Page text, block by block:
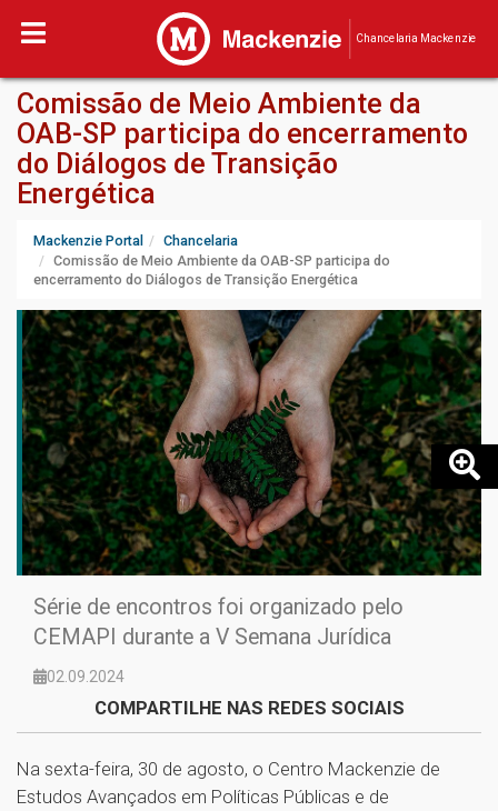
Chancelaria Mackenzie
Comissão de Meio Ambiente da
OAB-SP participa do encerramento
do Diálogos de Transição
Energética
Mackenzie Portal
Chancelaria
Comissão de Meio Ambiente da OAB-SP participa do
encerramento do Diálogos de Transição Energética
Série de encontros foi organizado pelo
CEMAPI durante a V Semana Jurídica
02.09.2024
COMPARTILHE NAS REDES SOCIAIS
Na sexta-feira, 30 de agosto, o Centro Mackenzie de
Estudos Avançados em Políticas Públicas e de